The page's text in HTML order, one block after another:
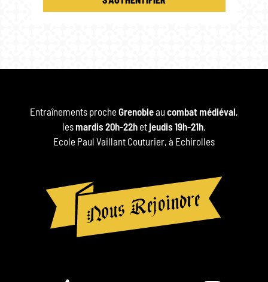
Entraînements procheGrenobleau combat médiéval ,
les mardis 20h-22h etjeudis 19h-21h,
Ecole Paul Vaillant Couturier, à Echirolles